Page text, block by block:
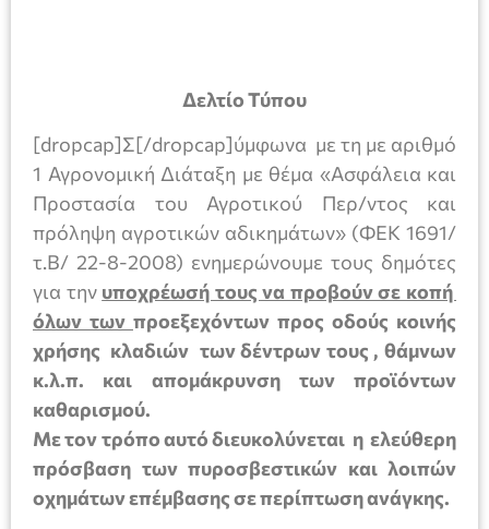
Δελτίο Τύπου
[dropcap]Σ[/dropcap]ύμφωνα με τη με αριθμό
1 Αγρονομική Διάταξη με θέμα «Ασφάλεια και
Προστασία του Αγροτικού Περ/ντος και
πρόληψη αγροτικών αδικημάτων» (ΦΕΚ 1691/
τ.Β/ 22-8-2008) ενημερώνουμε τους δημότες
για την υποχρέωσή τους να προβούν σε κοπή
όλων των προεξεχόντων προς οδούς κοινής
χρήσης κλαδιών των δέντρων τους , θάμνων
κ.λ.π. και απομάκρυνση των προϊόντων
καθαρισμού.
Με τον τρόπο αυτό διευκολύνεται η ελεύθερη
πρόσβαση των πυροσβεστικών και λοιπών
οχημάτων επέμβασης σε περίπτωση ανάγκης.